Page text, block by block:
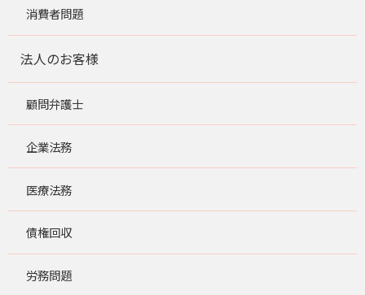
消費者問題
法人のお客様
顧問弁護士
企業法務
医療法務
債権回収
労務問題